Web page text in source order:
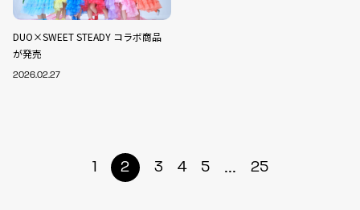
DUO×SWEET STEADY コラボ商品
が発売
2026.02.27
1 2 3 4 5 ... 25